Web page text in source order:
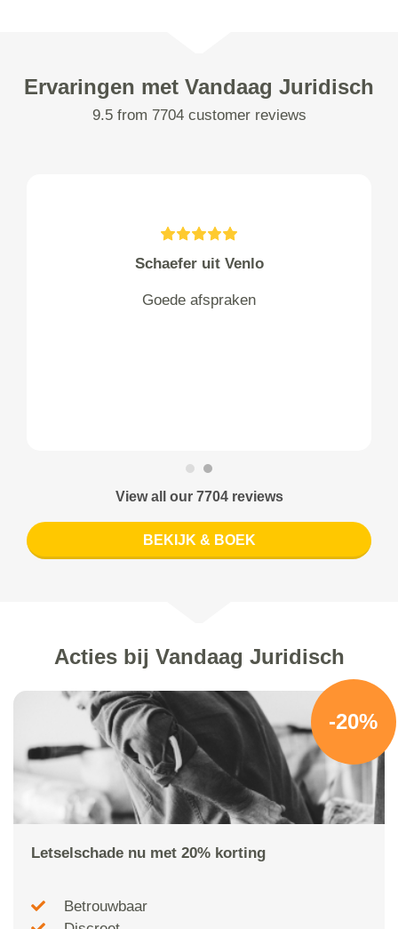
Ervaringen met Vandaag Juridisch
9.5 from 7704 customer reviews
Schaefer uit Venlo
Goede afspraken
View all our 7704 reviews
BEKIJK & BOEK
Acties bij Vandaag Juridisch
-20%
Letselschade nu met 20% korting
Betrouwbaar